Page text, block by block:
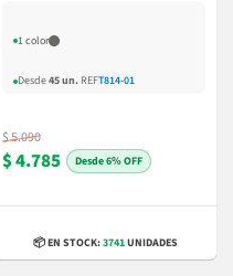
1 color
Desde45 un. REFT814-01
$ 5.090
$ 4.785 6% OFF
📦 EN STOCK:3741UNIDADES